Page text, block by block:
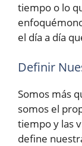
tiempo o lo
el día a día
Definir
Somos más
somos el
tiempo y las
define